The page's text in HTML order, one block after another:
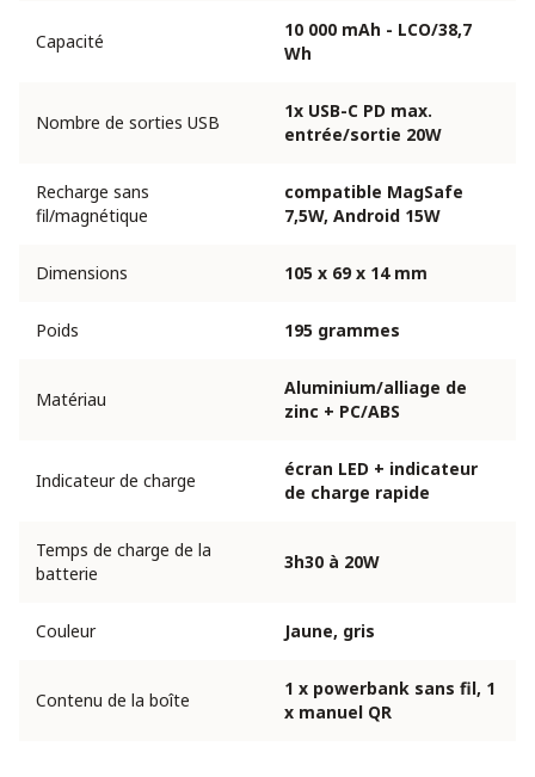
Capacité
10 000 mAh - LCO/38,7
Wh
Nombre de sorties USB
1x USB-C PD max.
entrée/sortie 20W
Recharge sans
fil/magnétique
compatible MagSafe
7,5W, Android 15W
Dimensions 105 x 69 x 14 mm
Poids 195 grammes
Matériau
Aluminium/alliage de
zinc + PC/ABS
Indicateur de charge
écran LED + indicateur
de charge rapide
Temps de charge de la
batterie
3h30 à 20W
Couleur Jaune, gris
Contenu de la boîte
1 x powerbank sans fil, 1
x manuel QR